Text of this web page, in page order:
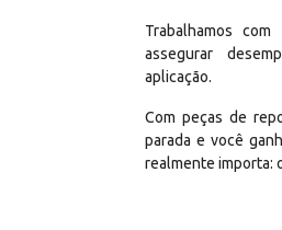
Trabalhamos
assegurar
aplicação.
Com peças de
parada e você
realmente importa: